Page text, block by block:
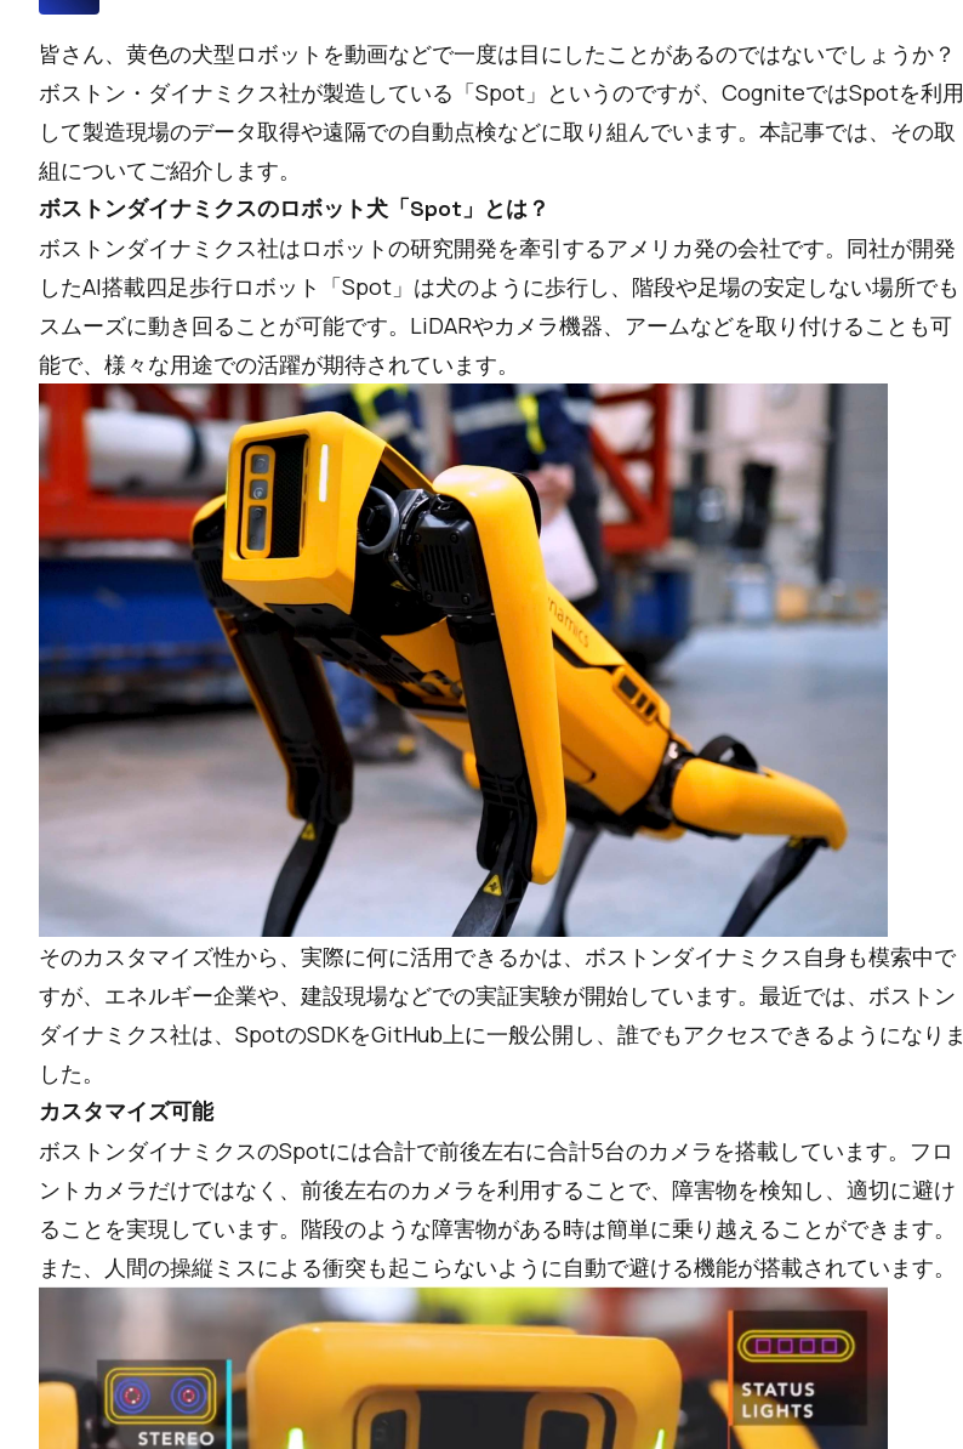
皆さん、黄色の犬型ロボットを動画などで一度は目にしたことがあるのではないでしょうか？
ボストン・ダイナミクス社が製造している「Spot」というのですが、CogniteではSpotを利用
して製造現場のデータ取得や遠隔での自動点検などに取り組んでいます。本記事では、その取
組についてご紹介します。
ボストンダイナミクスのロボット犬「Spot」とは？
ボストンダイナミクス社はロボットの研究開発を牽引するアメリカ発の会社です。同社が開発
したAI搭載四足歩行ロボット「Spot」は犬のように歩行し、階段や足場の安定しない場所でも
スムーズに動き回ることが可能です。LiDARやカメラ機器、アームなどを取り付けることも可
能で、様々な用途での活躍が期待されています。
そのカスタマイズ性から、実際に何に活用できるかは、ボストンダイナミクス自身も模索中で
すが、エネルギー企業や、建設現場などでの実証実験が開始しています。最近では、ボストン
ダイナミクス社は、SpotのSDKをGitHub上に一般公開し、誰でもアクセスできるようになりま
した。
カスタマイズ可能
ボストンダイナミクスのSpotには合計で前後左右に合計5台のカメラを搭載しています。フロ
ントカメラだけではなく、前後左右のカメラを利用することで、障害物を検知し、適切に避け
ることを実現しています。階段のような障害物がある時は簡単に乗り越えることができます。
また、人間の操縦ミスによる衝突も起こらないように自動で避ける機能が搭載されています。